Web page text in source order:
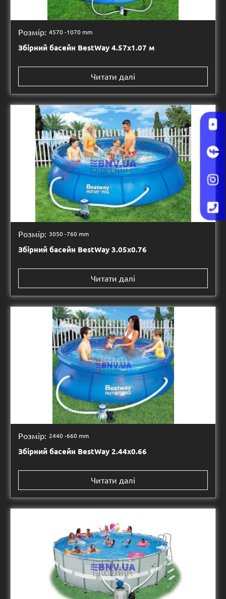
Розмір: 4570 -1070 mm
Збірний басейн BestWay 4.57х1.07 м
Читати далі
Розмір: 3050 -760 mm
Збірний басейн BestWay 3.05х0.76
Читати далі
Розмір: 2440 -660 mm
Збірний басейн BestWay 2.44х0.66
Читати далі